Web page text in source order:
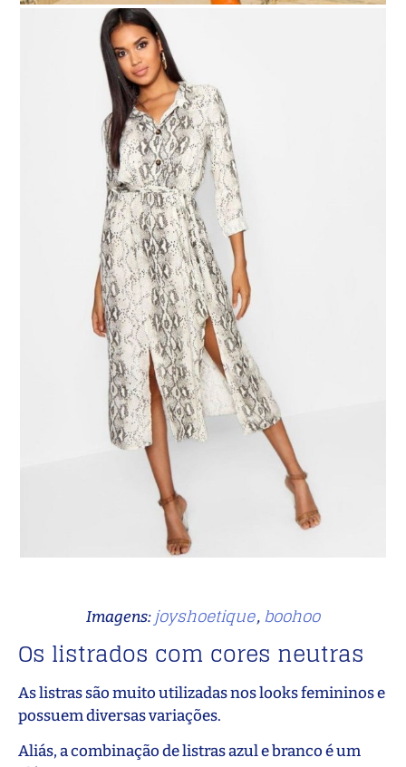
Imagens:joyshoetique, boohoo
Os listrados com cores neutras
As listras são muito utilizadas nos looks femininos e
possuem diversas variações.
Aliás, a combinação de listras azul e branco é um